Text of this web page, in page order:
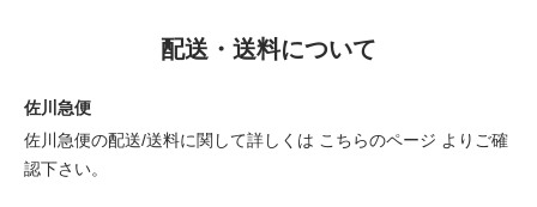
配送・送料について
佐川急便
佐川急便の配送/送料に関して詳しくは こちらのページ よりご確
認下さい。